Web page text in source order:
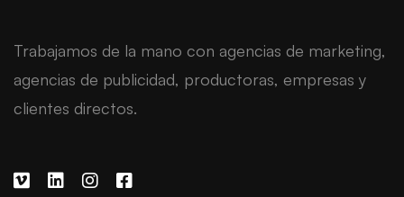
Trabajamos de la mano con agencias de marketing,
agencias de publicidad, productoras, empresas y
clientes directos.